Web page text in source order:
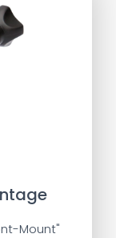
Mount"